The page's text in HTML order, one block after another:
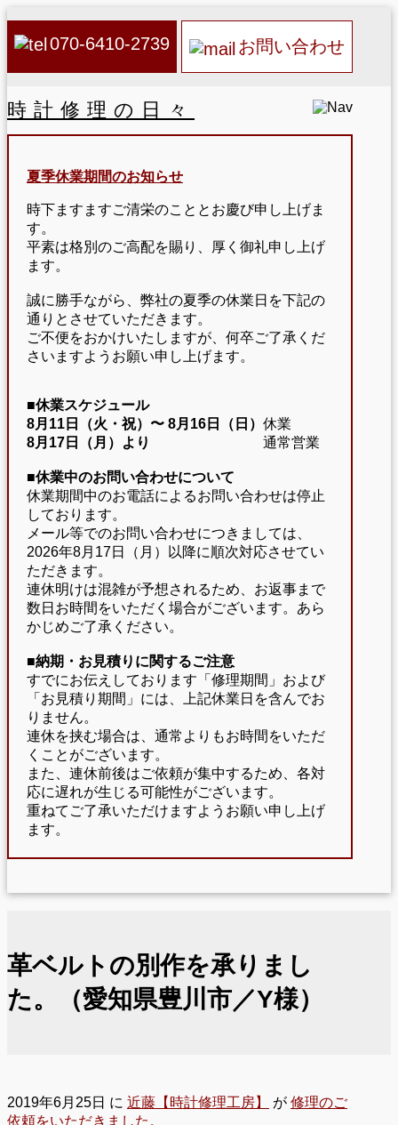
070-6410-2739 お問い合わせ
時計修理の日々
夏季休業期間のお知らせ
時下ますますご清栄のこととお慶び申し上げま
す。
平素は格別のご高配を賜り、厚く御礼申し上げ
ます。
誠に勝手ながら、弊社の夏季の休業日を下記の
通りとさせていただきます。
ご不便をおかけいたしますが、何卒ご了承くだ
さいますようお願い申し上げます。
■休業スケジュール
8月11日（火・祝）〜 8月16日（日） 休業
8月17日（月）より
通常営業
■休業中のお問い合わせについて
休業期間中のお電話によるお問い合わせは停止
しております。
メール等でのお問い合わせにつきましては、
2026年8月17日（月）以降に順次対応させてい
ただきます。
連休明けは混雑が予想されるため、お返事まで
数日お時間をいただく場合がございます。あら
かじめご了承ください。
■納期・お見積りに関するご注意
すでにお伝えしております「修理期間」および
「お見積り期間」には、上記休業日を含んでお
りません。
連休を挟む場合は、通常よりもお時間をいただ
くことがございます。
また、連休前後はご依頼が集中するため、各対
応に遅れが生じる可能性がございます。
重ねてご了承いただけますようお願い申し上げ
ます。
革ベルトの別作を承りまし
た。（愛知県豊川市／Y様）
2019年6月25日 に 近藤【時計修理工房】 が 修理のご
依頼をいただきました。